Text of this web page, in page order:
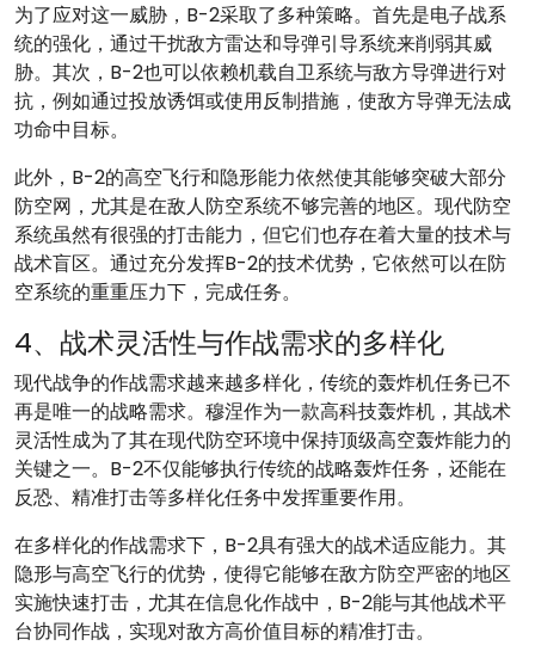
为了应对这一威胁，B-2采取了多种策略。首先是电子战系
统的强化，通过干扰敌方雷达和导弹引导系统来削弱其威
胁。其次，B-2也可以依赖机载自卫系统与敌方导弹进行对
抗，例如通过投放诱饵或使用反制措施，使敌方导弹无法成
功命中目标。
此外，B-2的高空飞行和隐形能力依然使其能够突破大部分
防空网，尤其是在敌人防空系统不够完善的地区。现代防空
系统虽然有很强的打击能力，但它们也存在着大量的技术与
战术盲区。通过充分发挥B-2的技术优势，它依然可以在防
空系统的重重压力下，完成任务。
4、战术灵活性与作战需求的多样化
现代战争的作战需求越来越多样化，传统的轰炸机任务已不
再是唯一的战略需求。穆涅作为一款高科技轰炸机，其战术
灵活性成为了其在现代防空环境中保持顶级高空轰炸能力的
关键之一。B-2不仅能够执行传统的战略轰炸任务，还能在
反恐、精准打击等多样化任务中发挥重要作用。
在多样化的作战需求下，B-2具有强大的战术适应能力。其
隐形与高空飞行的优势，使得它能够在敌方防空严密的地区
实施快速打击，尤其在信息化作战中，B-2能与其他战术平
台协同作战，实现对敌方高价值目标的精准打击。